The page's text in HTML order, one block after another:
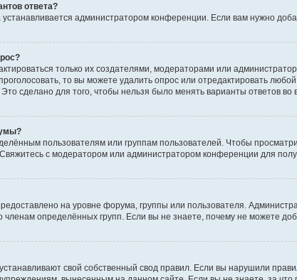
ответа?
устанавливается администратором конференции. Если вам нужно
только их создателями, модераторами или
то вы можете удалить опрос или отредактировать
сделано для того, чтобы нельзя было менять варианты ответов во
пользователям или группам пользователей. Чтобы
с модератором или администратором конференции для
на уровне форума, группы или пользователя.
определённых групп. Если вы не знаете, почему не можете
свой собственный свод правил. Если вы нарушили